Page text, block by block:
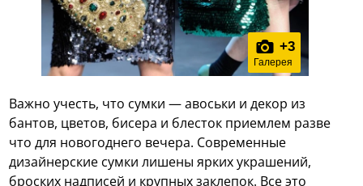
+3
Галерея
Важно учесть, что сумки — авоськи и декор из
бантов, цветов, бисера и блесток приемлем разве
что для новогоднего вечера. Современные
дизайнерские сумки лишены ярких украшений,
броских надписей и крупных заклепок. Все это